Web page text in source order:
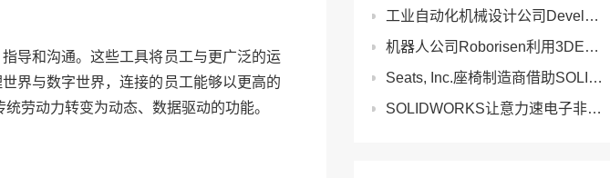
导和沟通。这些工具将员工与更广泛的运
界与数字世界，连接的员工能够以更高的
劳动力转变为动态、数据驱动的功能。
工业自动化机械设计公司Develop LLC利用SOLIDWORKS设计,电气和PDM加快产品开发
机器人公司Roborisen利用3DEXPERIENCE将原型制作次数减少了30%
Seats, Inc.座椅制造商借助SOLIDWORKS仿真解决方案推动创新
SOLIDWORKS让意力速电子非标结构件的设计更轻松